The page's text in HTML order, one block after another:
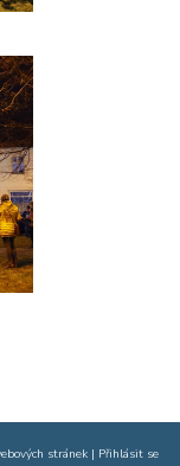
stránek | Přihlásit se